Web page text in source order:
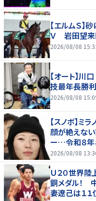
【エルムＳ】
Ｖ 岩田望来
2026/08/08
【オート】
技最年長勝
2026/08/08
【スノボ】ミ
顔が絶えな
ー…令和８年
2026/08/08
Ｕ２０世界
銅メダル！
妻遼己は１１